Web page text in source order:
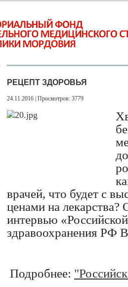
РЕЦЕПТ ЗДОРОВЬЯ
24.11.2016 | Просмотров: 3779
врачей, что будет с
ценами на
интервью
здравоохранения РФ
Подробнее: